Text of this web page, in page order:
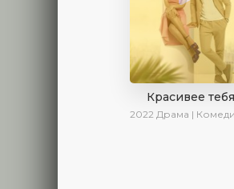
Красивее тебя
2022 Драма | Комедия | SesDizi | AveTurk |